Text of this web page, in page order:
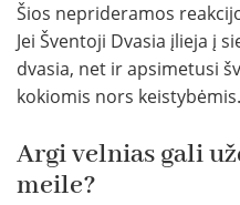
Šios neprideramos
Jei Šventoji Dvasia įlieja į
dvasia, net ir apsimetusi
kokiomis nors keistybėmis.
Argi velnias gali
meile?